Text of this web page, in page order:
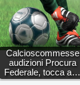
Calcioscommesse
audizioni Procura
Federale, tocca a…